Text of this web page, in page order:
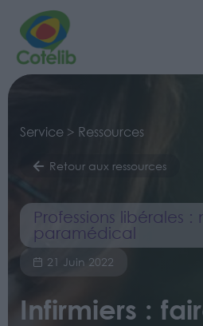
Service > Ressources
Retour aux ressources
Professions libérales
paramédical
21 Juin 2022
Infirmiers :